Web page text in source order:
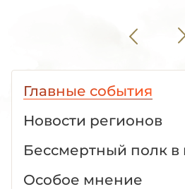
Главные события
Новости регионов
Бессмертный полк в
Особое мнение